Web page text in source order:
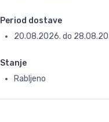
Period dostave
20.08.2026. do
Stanje
Rabljeno